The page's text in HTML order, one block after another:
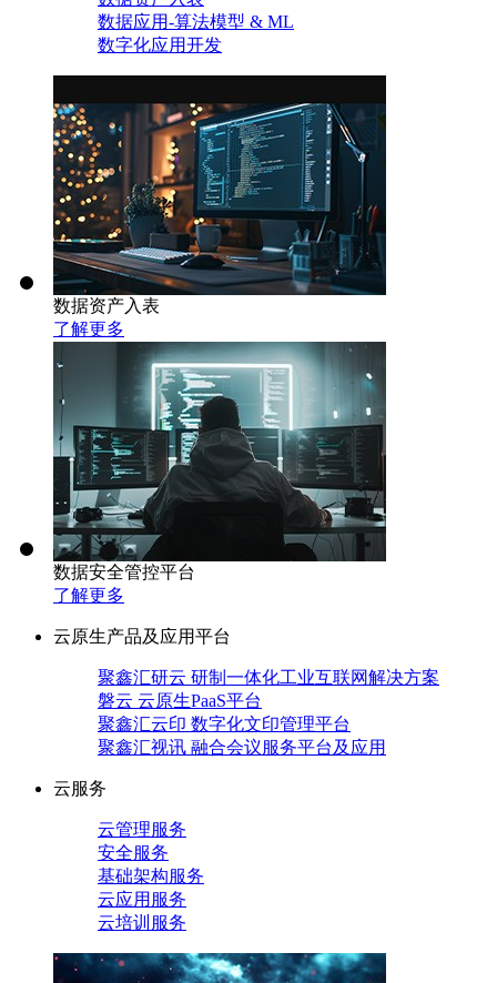
数据应用-算法模型 & ML
数字化应用开发
数据资产入表
了解更多
数据安全管控平台
了解更多
云原生产品及应用平台
聚鑫汇研云 研制一体化工业互联网解决方案
磐云 云原生PaaS平台
聚鑫汇云印 数字化文印管理平台
聚鑫汇视讯 融合会议服务平台及应用
云服务
云管理服务
安全服务
基础架构服务
云应用服务
云培训服务